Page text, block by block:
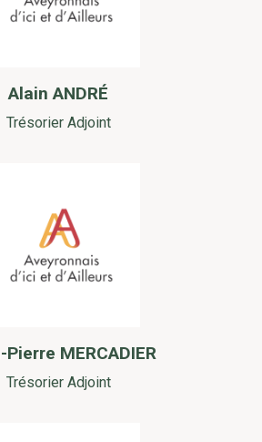
Alain ANDRÉ
Trésorier Adjoint
MERCADIER
Trésorier Adjoint